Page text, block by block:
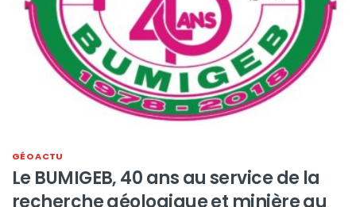
GÉO ACTU
Le BUMIGEB, 40 ans au service de la